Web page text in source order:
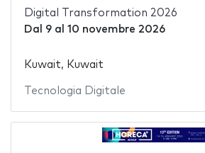
Digital Transformation 2026
Dal 9al 10 novembre 2026
Kuwait, Kuwait
Tecnologia Digitale